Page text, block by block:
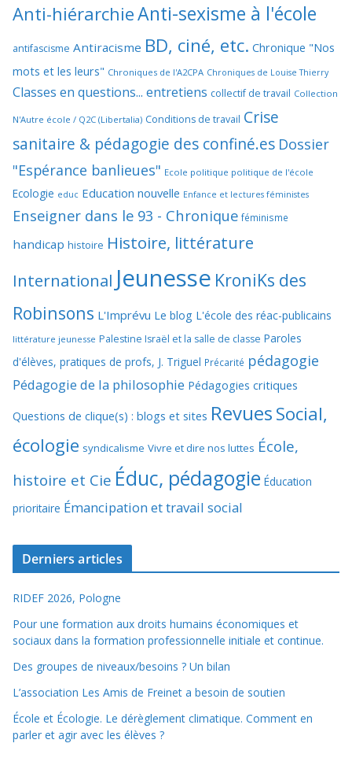
Anti-hiérarchieAnti-sexisme à l'école
antifascisme Antiracisme BD, ciné, etc. Chronique "Nos
mots et les leurs" Chroniques de l'A2CPA Chroniques de Louise Thierry
Classes en questions... entretiens collectif de travail Collection
N'Autre école / Q2C (Libertalia) Conditions de travail Crise
sanitaire & pédagogie des confiné.es Dossier
"Espérance banlieues" Ecole politique politique de l'école
Ecologie educ Education nouvelle Enfance et lectures féministes
Enseigner dans le 93 - Chronique féminisme
handicap histoire Histoire, littérature
International Jeunesse KroniKs des
Robinsons L'Imprévu Le blog L'école des réac-publicains
littérature jeunesse Palestine Israël et la salle de classe Paroles
d'élèves, pratiques de profs, J. Triguel Précarité pédagogie
Pédagogie de la philosophie Pédagogies critiques
Questions de clique(s) : blogs et sites RevuesSocial,
écologie syndicalisme Vivre et dire nos luttes École,
histoire et Cie Éduc, pédagogie Éducation
prioritaire Émancipation et travail social
Derniers articles
RIDEF 2026, Pologne
Pour une formation aux droits humains économiques et
sociaux dans la formation professionnelle initiale et continue.
Des groupes de niveaux/besoins ? Un bilan
L’association Les Amis de Freinet a besoin de soutien
École et Écologie. Le dérèglement climatique. Comment en
parler et agir avec les élèves ?